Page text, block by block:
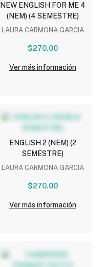
NEW ENGLISH FOR ME 4
(NEM) (4 SEMESTRE)
LAURA CARMONA GARCIA
$270.00
Ver más información
ENGLISH 2 (NEM) (2
SEMESTRE)
LAURA CARMONA GARCIA
$270.00
Ver más información